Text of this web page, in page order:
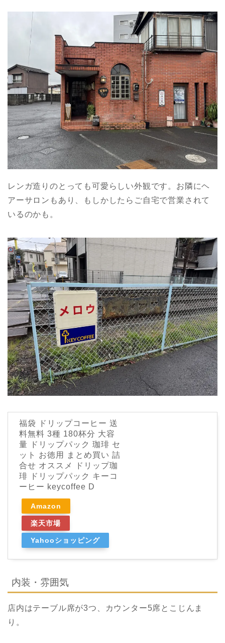
レンガ造りのとっても可愛らしい外観です。お隣にヘ
アーサロンもあり、もしかしたらご自宅で営業されて
いるのかも。
福袋 ドリップコーヒー 送
料無料 3種 180杯分 大容
量 ドリップパック 珈琲 セ
ット お徳用 まとめ買い 詰
合せ オススメ ドリップ珈
琲 ドリップパック キーコ
ーヒー keycoffee D
Amazon
楽天市場
Yahooショッピング
内装・雰囲気
店内はテーブル席が3つ、カウンター5席とこじんま
り。